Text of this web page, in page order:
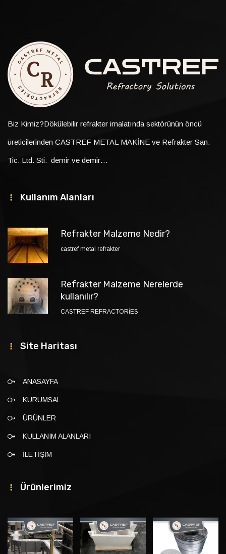
Biz Kimiz?Dökülebilir refrakter imalatında sektörünün öncü
üreticilerinden CASTREF METAL MAKİNE ve Refrakter San.
Tic. Ltd. Sti. demir ve demir…
Kullanım Alanları
Refrakter Malzeme Nedir?
castref metal refrakter
Refrakter Malzeme Nerelerde
kullanılır?
CASTREF REFRACTORİES
Site Haritası
ANASAYFA
KURUMSAL
ÜRÜNLER
KULLANIM ALANLARI
İLETİŞİM
Ürünlerimiz